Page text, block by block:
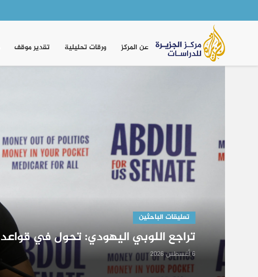
Main
navigation عن المركز ورقات تحليلية تقدير موقف
تفكيك السردية الاستعمارية في
السابع من أكتوبر 2023 والحرب على غزة
6 أغسطس 2026